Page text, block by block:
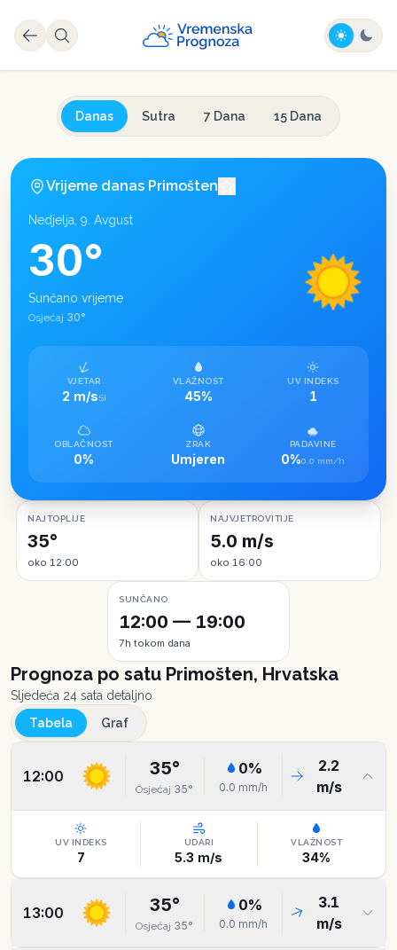
Danas Sutra 7 Dana 15 Dana
Vrijeme danas Primošten
Nedjelja, 9. Avgust
30°
Sunčano vrijeme
Osjećaj 30°
VJETAR
2 m/sSI
VLAŽNOST
45%
UV INDEKS
1
OBLAČNOST
0%
ZRAK
Umjeren
PADAVINE
0%0.0 mm/h
NAJTOPLIJE
35°
oko 12:00
NAJVJETROVITIJE
5.0 m/s
oko 16:00
SUNČANO
12:00 — 19:00
7h tokom dana
Prognoza po satu Primošten, Hrvatska
Sljedeća 24 sata detaljno
Tabela
Graf
12:00 35°
Osjećaj 35°
0%
0.0 mm/h
2.2
m/s
UV INDEKS
7
UDARI
5.3 m/s
VLAŽNOST
34%
13:00 35°
Osjećaj 35°
0%
0.0 mm/h
3.1
m/s